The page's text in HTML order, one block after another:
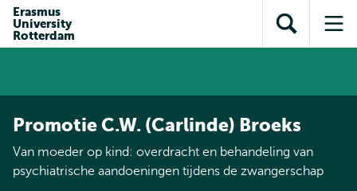
inhoud
Direct naar
subnavigatie
Erasmus
University
Rotterdam
Toon
zoekveld
Promotie C.W. (Carlinde) Broeks
Van moeder op kind: overdracht en behandeling van
psychiatrische aandoeningen tijdens de zwangerschap